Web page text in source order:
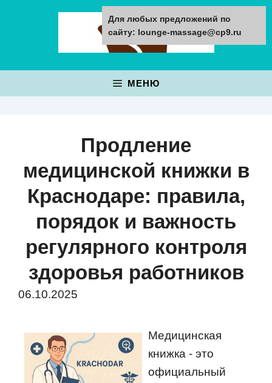
МЕНЮ
Продление
медицинской книжки в
Краснодаре: правила,
порядок и важность
регулярного контроля
здоровья работников
06.10.2025
Медицинская
книжка - это
официальный
Для любых предложений по
сайту: lounge-massage@cp9.ru